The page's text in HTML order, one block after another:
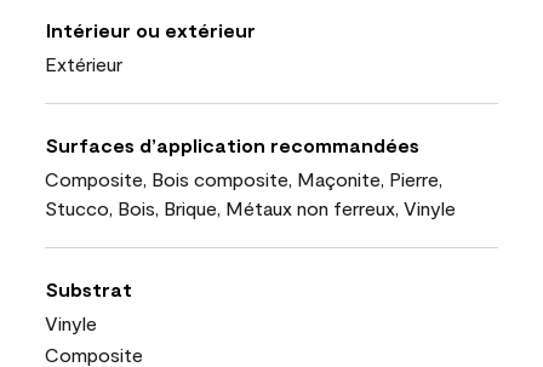
Intérieur ou extérieur
Extérieur
Surfaces d’application recommandées
Composite, Bois composite, Maçonite, Pierre,
Stucco, Bois, Brique, Métaux non ferreux, Vinyle
Substrat
Vinyle
Composite